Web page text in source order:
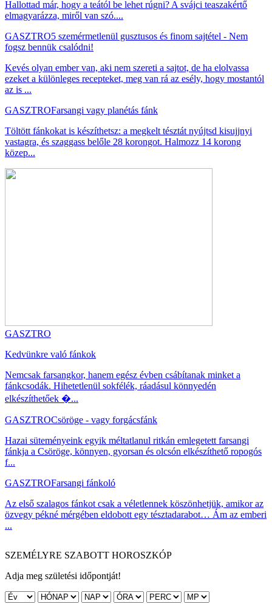
Hallottad már, hogy a teától be lehet rúgni? A svájci teaszakértő
elmagyarázza, miről van szó....
GASZTRO5 szemérmetlenül gusztusos és finom sajtétel - Nem
fogsz bennük csalódni!
Kevés olyan ember van, aki nem szereti a sajtot, de ha elolvassa
ezeket a különleges recepteket, meg van rá az esély, hogy mostantól
az is ...
GASZTROFarsangi vagy planétás fánk
Töltött fánkokat is készíthetsz: a megkelt tésztát nyújtsd kisujjnyi
vastagra, és szaggass belőle 28 korongot. Halmozz 14 korong
közep...
GASZTRO
Kedvünkre való fánkok
Nemcsak farsangkor, hanem egész évben csábítanak minket a
fánkcsodák. Hihetetlenül sokfélék, ráadásul könnyedén
elkészíthetőek �...
GASZTROCsöröge - vagy forgácsfánk
Hazai süteményeink egyik méltatlanul ritkán emlegetett farsangi
fánkja a Csöröge, könnyen, gyorsan és olcsón elkészíthető ropogós
f...
GASZTROFarsangi fánkoló
Az első szalagos fánkot csak a véletlennek köszönhetjük, amikor az
özvegy pékné mérgében eldobott egy tésztadarabot… Ám az emberi
...
SZEMÉLYRE SZABOTT HOROSZKÓP
Adja meg születési időpontját!